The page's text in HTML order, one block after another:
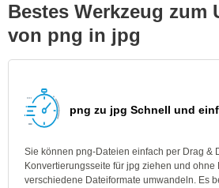
Bestes Werkzeug zum
von png in jpg
png zu jpg Schnell und
Sie können png-Dateien einfach per Drag &
Konvertierungsseite für jpg ziehen und
verschiedene Dateiformate umwandeln. Es